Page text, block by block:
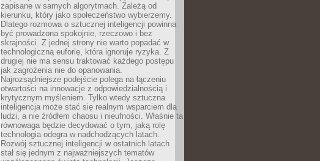
zapisane w samych algorytmach. Zależą od
kierunku, który jako społeczeństwo wybierzemy.
Dlatego rozmowa o sztucznej inteligencji powinna
być prowadzona spokojnie, rzeczowo i bez
skrajności. Z jednej strony nie warto popadać w
technologiczną euforię, która ignoruje ryzyka. Z
drugiej nie ma sensu traktować każdego postępu
jak zagrożenia nie do opanowania.
Najrozsądniejsze podejście polega na łączeniu
otwartości na innowacje z odpowiedzialnością i
krytycznym myśleniem. Tylko wtedy sztuczna
inteligencja może stać się realnym wsparciem dla
ludzi, a nie źródłem chaosu i nieufności. Właśnie ta
równowaga będzie decydować o tym, jaką rolę
technologia odegra w nadchodzących latach.
Rozwój sztucznej inteligencji w ostatnich latach
stał się jednym z najważniejszych tematów